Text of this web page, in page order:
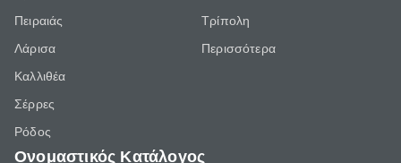
Πειραιάς
Λάρισα
Καλλιθέα
Σέρρες
Ρόδος
Τρίπολη
Περισσότερα
Ονομαστικός Κατάλογος